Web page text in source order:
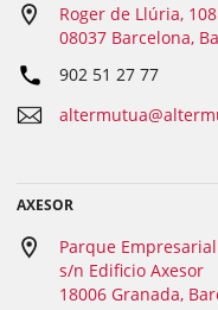
Roger de Llúria, 108
08037 Barcelona,
902 51 27 77
AXESOR
Parque
s/n Edificio Axesor
18006 Granada,